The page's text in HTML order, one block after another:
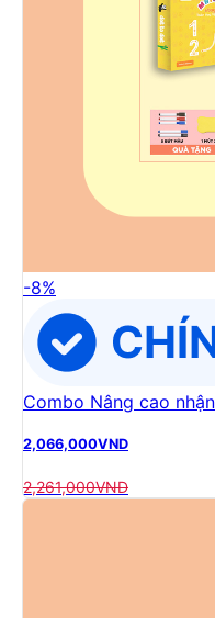
-8%
Combo Nâng cao
2,066,000VND
2,261,000VND